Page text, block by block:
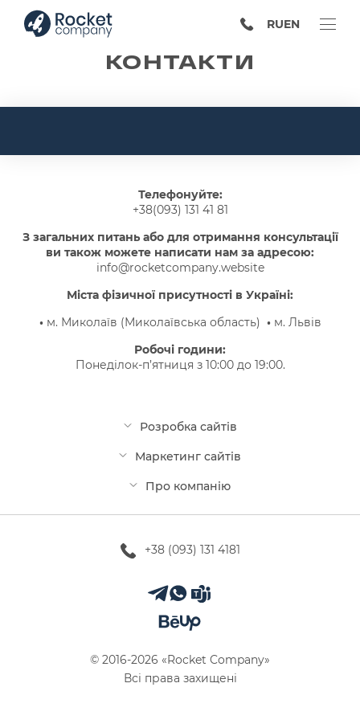
RUEN
КОНТАКТИ
Телефонуйте:
+38(093) 131 41 81
З загальних питань або для отримання консультації
ви також можете написати нам за адресою:
info@rocketcompany.website
Міста фізичної присутності в Україні:
•м. Миколаїв (Миколаївська область) •м. Львів
Робочі години:
Понеділок-п’ятниця з 10:00 до 19:00.
© 2016-2026 «Rocket Company»
Всі права захищені
Розробка сайтів
Маркетинг сайтів
Про компанію
+38 (093) 131 4181